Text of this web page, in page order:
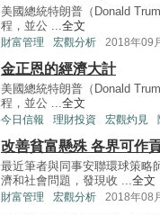
美國總統特朗普（Donald
程，並公 ...全文
財富管理 宏觀分析 2018年09
金正恩的經濟大計
美國總統特朗普（Donald
程，並公 ...全文
今日信報 理財投資 宏觀灼見
改善貧富懸殊 各界可作
最近筆者與同事安聯環球策略
濟和社會問題，發現收 ...全文
財富管理 宏觀分析 2018年08